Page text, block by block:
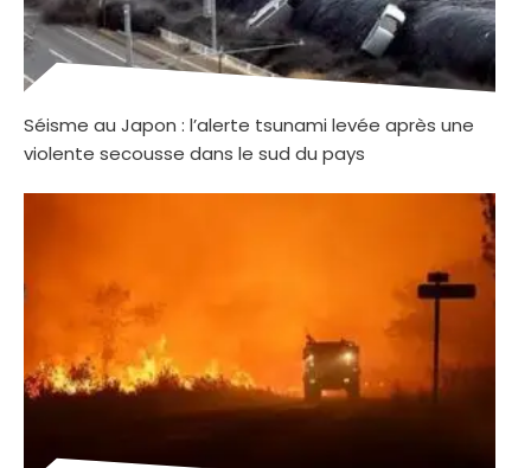
Séisme au Japon : l’alerte tsunami levée après une
violente secousse dans le sud du pays